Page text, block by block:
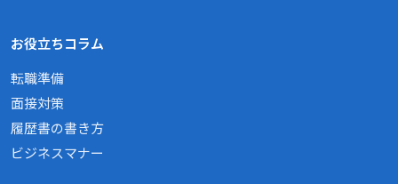
お役立ちコラム
転職準備
面接対策
履歴書の書き方
ビジネスマナー